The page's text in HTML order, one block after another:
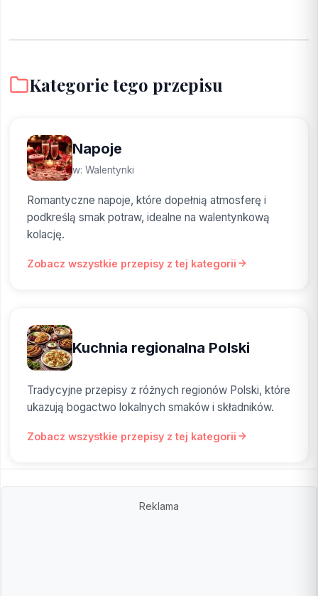
Kategorie tego przepisu
Napoje
w: Walentynki
Romantyczne napoje, które dopełnią atmosferę i
podkreślą smak potraw, idealne na walentynkową
kolację.
Zobacz wszystkie przepisy z tej kategorii
Kuchnia regionalna Polski
Tradycyjne przepisy z różnych regionów Polski, które
ukazują bogactwo lokalnych smaków i składników.
Zobacz wszystkie przepisy z tej kategorii
Reklama